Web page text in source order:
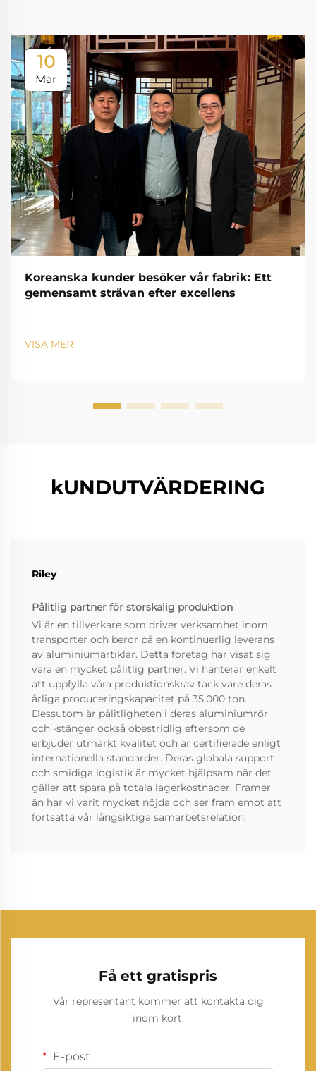
10
Mar
Koreanska kunder besöker vår fabrik: Ett
gemensamt strävan efter excellens
VISA MER
kUNDUTVÄRDERING
Riley
Pålitlig partner för storskalig produktion
Vi är en tillverkare som driver verksamhet inom
transporter och beror på en kontinuerlig leverans
av aluminiumartiklar. Detta företag har visat sig
vara en mycket pålitlig partner. Vi hanterar enkelt
att uppfylla våra produktionskrav tack vare deras
årliga produceringskapacitet på 35,000 ton.
Dessutom är pålitligheten i deras aluminiumrör
och -stänger också obestridlig eftersom de
erbjuder utmärkt kvalitet och är certifierade enligt
internationella standarder. Deras globala support
och smidiga logistik är mycket hjälpsam när det
gäller att spara på totala lagerkostnader. Framer
än har vi varit mycket nöjda och ser fram emot att
fortsätta vår långsiktiga samarbetsrelation.
Få ett gratispris
Vår representant kommer att kontakta dig
inom kort.
E-post